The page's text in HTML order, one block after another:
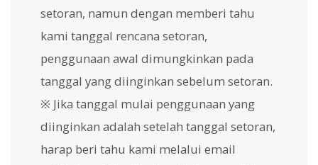
setoran, namun dengan memberi tahu
kami tanggal rencana setoran,
penggunaan awal dimungkinkan pada
tanggal yang diinginkan sebelum setoran.
※ Jika tanggal mulai penggunaan yang
diinginkan adalah setelah tanggal setoran,
harap beri tahu kami melalui email